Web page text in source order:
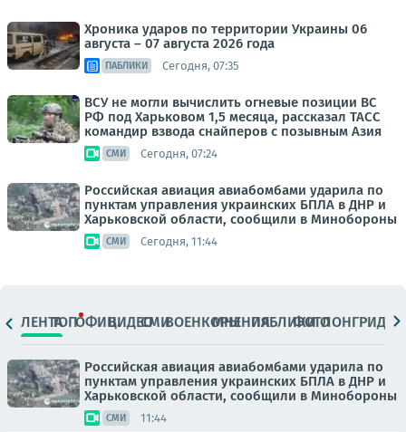
Хроника ударов по территории Украины 06
августа – 07 августа 2026 года
ПАБЛИКИ Сегодня, 07:35
ВСУ не могли вычислить огневые позиции ВС
РФ под Харьковом 1,5 месяца, рассказал ТАСС
командир взвода снайперов с позывным Азия
СМИ Сегодня, 07:24
Российская авиация авиабомбами ударила по
пунктам управления украинских БПЛА в ДНР и
Харьковской области, сообщили в Минобороны
СМИ Сегодня, 11:44
ЛЕНТАТОПОФИЦ.ВИДЕОСМИВОЕНКОРЫМНЕНИЯПАБЛИКИ
ФОТОЛОНГРИДЫ
Российская авиация авиабомбами ударила по
пунктам управления украинских БПЛА в ДНР и
Харьковской области, сообщили в Минобороны
СМИ 11:44